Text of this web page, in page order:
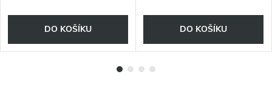
DO KOŠÍKU DO KOŠÍKU